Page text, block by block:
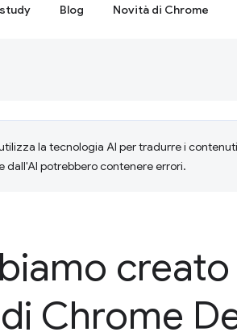
Blog Novità di Chrome
la tecnologia AI per tradurre i
potrebbero contenere errori.
creato
Chrome